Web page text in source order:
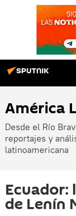
América
Desde el Río
reportajes y
latinoamericana
Ecuador:
de Lenín